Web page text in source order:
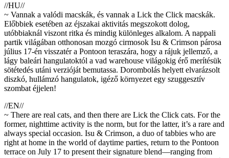
//HU//
~ Vannak a valódi macskák, és vannak a Lick the Click macskák.
Előbbiek esetében az éjszakai aktivitás megszokott dolog,
utóbbiaknál viszont ritka és mindig különleges alkalom. A nappali
partik világában otthonosan mozgó cirmosok Isu & Crimson párosa
július 17-én visszatér a Pontoon teraszára, hogy a rájuk jellemző, a
lágy baleári hangulatoktól a vad warehouse világokig érő merítésük
sötétedés utáni verzióját bemutassa. Dorombolás helyett elvarázsolt
diszkó, hullámzó hangulatok, igéző környezet egy szuggesztív
szombat éjjelen!
//EN//
~ There are real cats, and then there are Lick the Click cats. For the
former, nighttime activity is the norm, but for the latter, it’s a rare and
always special occasion. Isu & Crimson, a duo of tabbies who are
right at home in the world of daytime parties, return to the Pontoon
terrace on July 17 to present their signature blend—ranging from